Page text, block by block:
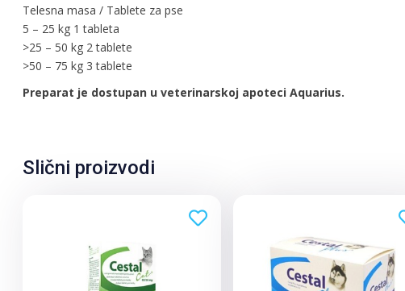
Telesna masa / Tablete za pse
5 – 25 kg 1 tableta
>25 – 50 kg 2 tablete
>50 – 75 kg 3 tablete
Preparat je dostupan u veterinarskoj apoteci Aquarius.
Slični proizvodi